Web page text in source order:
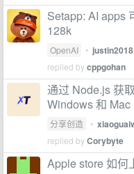
Setapp: AI apps
128k
OpenAI • justin2018
replied bycppgohan
通过 Node.js 获
Windows 和 Mac
分享创造 •
replied byCorybyte
Apple store 如何